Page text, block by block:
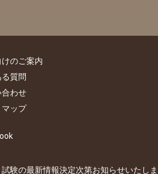
のご案内
質問
合わせ
ップ
験の最新情報決定次第お知らせいたし